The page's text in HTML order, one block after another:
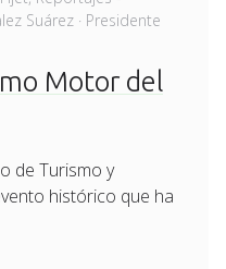
on
Suárez · Presidente
Motor del
de Turismo y
histórico que ha